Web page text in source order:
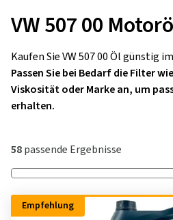
VW 507 00
Kaufen Sie VW 507 00 Öl günstig
Passen Sie bei Bedarf die Filter
Viskosität oder Marke an, um
erhalten.
58passende Ergebnisse
Empfehlung